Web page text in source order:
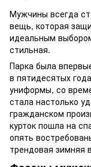
Мужчины всегда
вещь, которая
идеальным
стильная.
Парка была
в пятидесятых
униформы, со
стала настолько
гражданском
курток пошла на
опять
трендовая зимняя